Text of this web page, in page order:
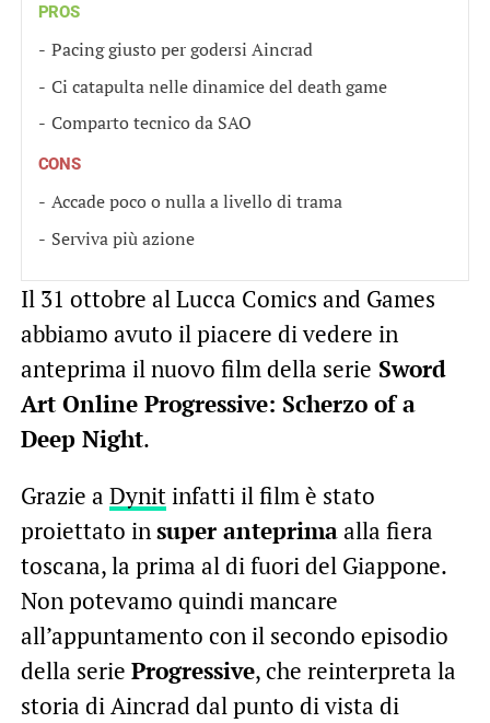
PROS
Pacing giusto per godersi Aincrad
Ci catapulta nelle dinamice del death game
Comparto tecnico da SAO
CONS
Accade poco o nulla a livello di trama
Serviva più azione
Il 31 ottobre al Lucca Comics and Games
abbiamo avuto il piacere di vedere in
anteprima il nuovo film della serie Sword
Art Online Progressive: Scherzo of a
Deep Night.
Grazie a Dynitinfatti il film è stato
proiettato insuper anteprimaalla fiera
toscana, la prima al di fuori del Giappone.
Non potevamo quindi mancare
all’appuntamento con il secondo episodio
della serie Progressive, che reinterpreta la
storia di Aincrad dal punto di vista di